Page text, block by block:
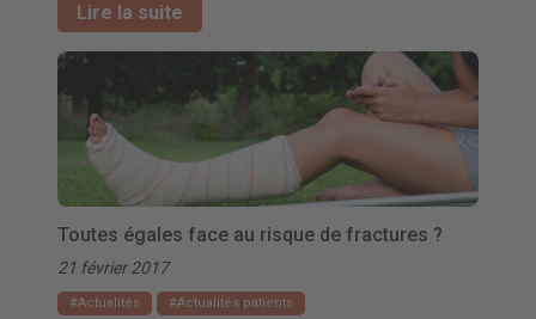
Lire la suite
Toutes égales face au risque de fractures ?
21 février 2017
Actualités Actualités patients